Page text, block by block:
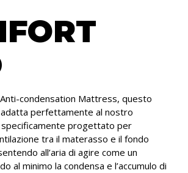
condensation Mattress, questo
perfettamente al nostro
progettato per
tra il materasso e il fondo
all’aria di agire come un
al minimo la condensa e l’accumulo di